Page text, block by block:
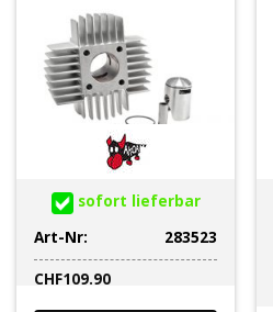
sofort lieferbar
Art-Nr:
283523
CHF109.90